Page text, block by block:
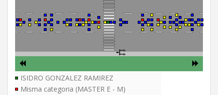
ISIDRO GONZALEZ RAMIREZ
Misma categoria (MASTER E - M)